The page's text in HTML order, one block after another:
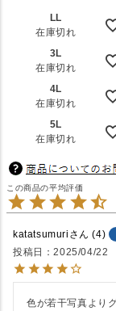
LL
在庫切れ
3L
在庫切れ
4L
在庫切れ
5L
在庫切れ
katatsumuri 4
投稿日
2025/04/22
色が若干写真より